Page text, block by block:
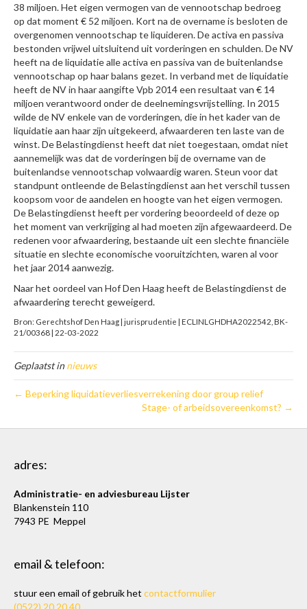
38 miljoen. Het eigen vermogen van de vennootschap bedroeg
op dat moment € 52 miljoen. Kort na de overname is besloten de
overgenomen vennootschap te liquideren. De activa en passiva
bestonden vrijwel uitsluitend uit vorderingen en schulden. De NV
heeft na de liquidatie alle activa en passiva van de buitenlandse
vennootschap op haar balans gezet. In verband met de liquidatie
heeft de NV in haar aangifte Vpb 2014 een resultaat van € 14
miljoen verantwoord onder de deelnemingsvrijstelling. In 2015
wilde de NV enkele van de vorderingen, die in het kader van de
liquidatie aan haar zijn uitgekeerd, afwaarderen ten laste van de
winst. De Belastingdienst heeft dat niet toegestaan, omdat niet
aannemelijk was dat de vorderingen bij de overname van de
buitenlandse vennootschap volwaardig waren. Steun voor dat
standpunt ontleende de Belastingdienst aan het verschil tussen
koopsom voor de aandelen en hoogte van het eigen vermogen.
De Belastingdienst heeft per vordering beoordeeld of deze op
het moment van verkrijging al had moeten zijn afgewaardeerd. De
redenen voor afwaardering, bestaande uit een slechte financiële
situatie en slechte economische vooruitzichten, waren al voor
het jaar 2014 aanwezig.
Naar het oordeel van Hof Den Haag heeft de Belastingdienst de
afwaardering terecht geweigerd.
Bron: Gerechtshof Den Haag | jurisprudentie | ECLINLGHDHA2022542, BK-
21/00368 | 22-03-2022
Geplaatst innieuws
← Beperking liquidatieverliesverrekening door group relief
Stage- of arbeidsovereenkomst? →
adres:
Administratie- en adviesbureau Lijster
Blankenstein 110
7943 PE Meppel
email & telefoon:
stuur een email of gebruik het contactformulier
(0522) 20 20 40